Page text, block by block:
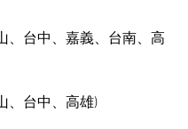
、台中、嘉義、台南、高
、台中、高雄)